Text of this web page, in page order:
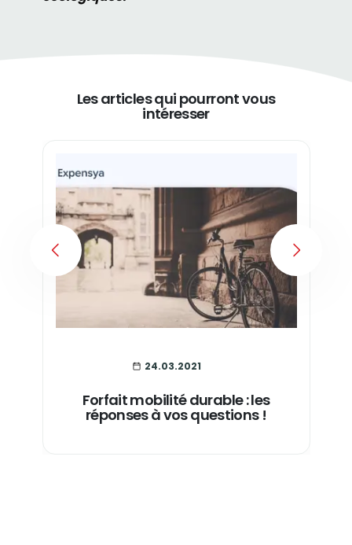
Les articles qui pourront vous
intéresser
24.03.2021
Forfait mobilité durable : les
réponses à vos questions !
PREVIOUS NEXT